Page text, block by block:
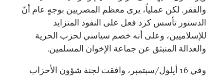
والفقر. لكن عملياً، يرى معظم المصريين بوجهٍ عام أنّ
الدستور تأسس كرد فعل على النفوذ المتزايد
للإسلاميين، وعلى أنه خصم سياسي لحزب الحرية
والعدالة المنبثق عن جماعة الإخوان المسلمين.
وفي 16 أيلول/سبتمبر، وافقت لجنة شؤون الأحزاب